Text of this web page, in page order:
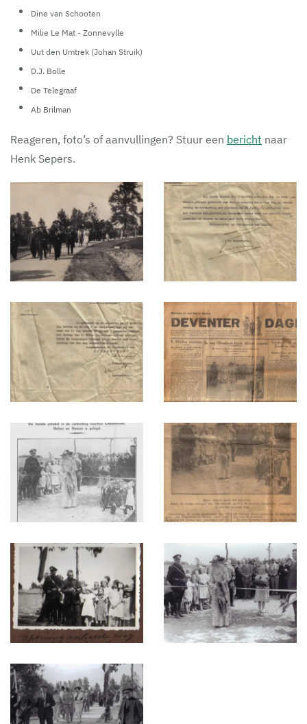
Dine van Schooten
Milie Le Mat - Zonnevylle
Uut den Umtrek (Johan Struik)
D.J. Bolle
De Telegraaf
Ab Brilman
Reageren, foto’s of aanvullingen? Stuur een bericht naar
Henk Sepers.